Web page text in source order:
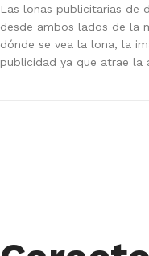
Las lonas publicitarias de
desde ambos lados de la
dónde se vea la lona, la
publicidad ya que atrae la